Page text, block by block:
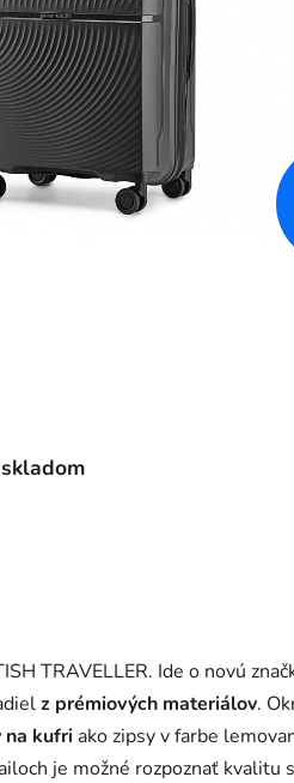
TRAVELLER. Ide o novú
z prémiových materiálov.
na kufri ako zipsy v farbe
je možné rozpoznať kvalitu